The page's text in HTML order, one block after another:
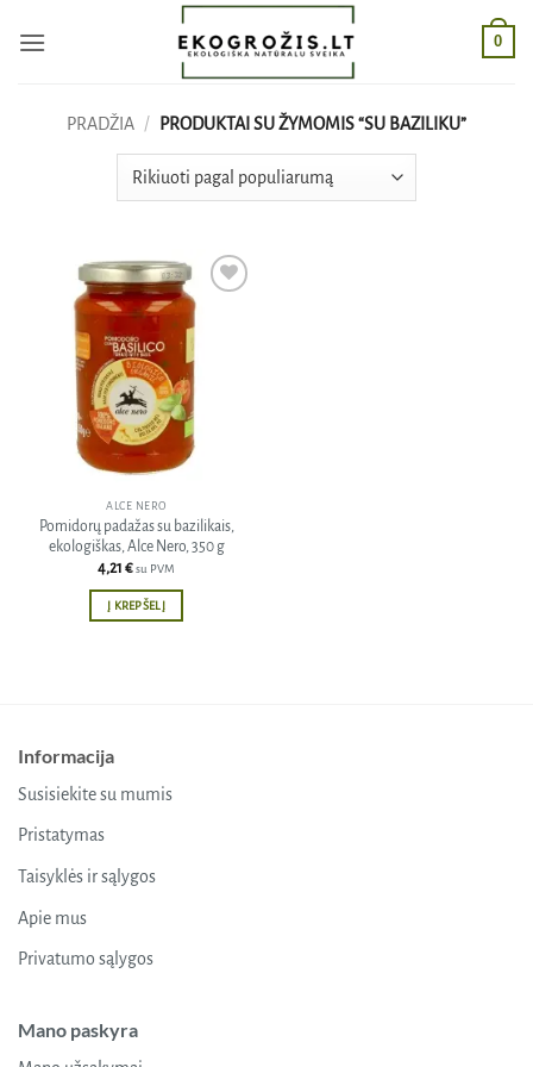
0
PRADŽIA / PRODUKTAI SU ŽYMOMIS “SU BAZILIKU”
ALCE NERO
Pomidorų padažas su bazilikais,
ekologiškas, Alce Nero, 350 g
4,21 €su PVM
Į KREPŠELĮ
Informacija
Susisiekite su mumis
Pristatymas
Taisyklės ir sąlygos
Apie mus
Privatumo sąlygos
Mano paskyra